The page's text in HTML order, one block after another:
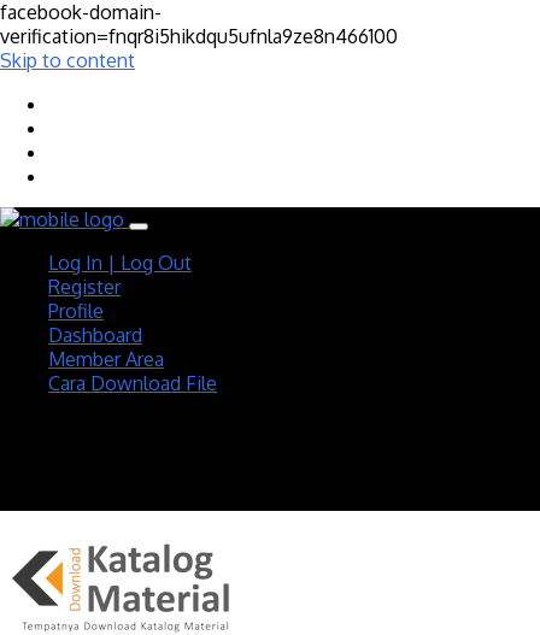
facebook-domain-
verification=fnqr8i5hikdqu5ufnla9ze8n466100
Skip to content
Log In | Log Out
Register
Profile
Dashboard
Member Area
Cara Download File